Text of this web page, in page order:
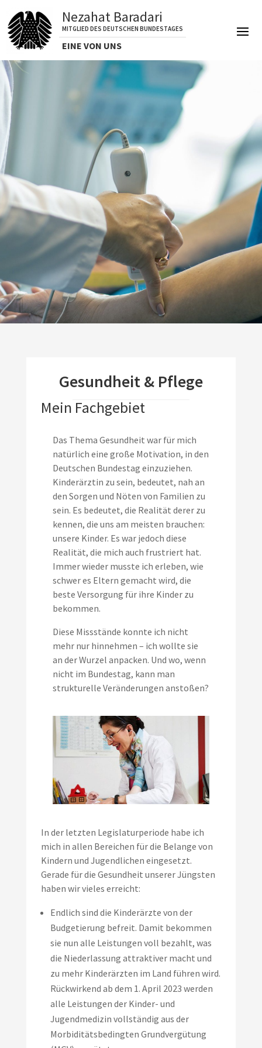
Nezahat Baradari
MITGLIED DES DEUTSCHEN BUNDESTAGES
EINE VON UNS
Gesundheit & Pflege
Mein Fachgebiet
Das Thema Gesundheit war für mich
natürlich eine große Motivation, in den
Deutschen Bundestag einzuziehen.
Kinderärztin zu sein, bedeutet, nah an
den Sorgen und Nöten von Familien zu
sein. Es bedeutet, die Realität derer zu
kennen, die uns am meisten brauchen:
unsere Kinder. Es war jedoch diese
Realität, die mich auch frustriert hat.
Immer wieder musste ich erleben, wie
schwer es Eltern gemacht wird, die
beste Versorgung für ihre Kinder zu
bekommen.
Diese Missstände konnte ich nicht
mehr nur hinnehmen – ich wollte sie
an der Wurzel anpacken. Und wo, wenn
nicht im Bundestag, kann man
strukturelle Veränderungen anstoßen?
In der letzten Legislaturperiode habe ich
mich in allen Bereichen für die Belange von
Kindern und Jugendlichen eingesetzt.
Gerade für die Gesundheit unserer Jüngsten
haben wir vieles erreicht:
Endlich sind die Kinderärzte von der
Budgetierung befreit. Damit bekommen
sie nun alle Leistungen voll bezahlt, was
die Niederlassung attraktiver macht und
zu mehr Kinderärzten im Land führen wird.
Rückwirkend ab dem 1. April 2023 werden
alle Leistungen der Kinder- und
Jugendmedizin vollständig aus der
Morbiditätsbedingten Grundvergütung